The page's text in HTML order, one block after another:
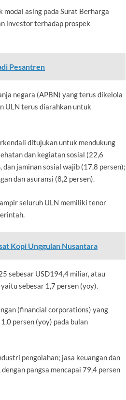
asing pada Surat Berharga
investor terhadap prospek
Pesantren
negara (APBN) yang terus dikelola
ULN terus diarahkan untuk
ditujukan untuk mendukung
dan kegiatan sosial (22,6
jaminan sosial wajib (17,8 persen);
dan asuransi (8,2 persen).
seluruh ULN memiliki tenor
Kopi Unggulan Nusantara
sebesar USD194,4 miliar, atau
sebesar 1,7 persen (yoy).
(financial corporations) yang
persen (yoy) pada bulan
pengolahan; jasa keuangan dan
pangsa mencapai 79,4 persen